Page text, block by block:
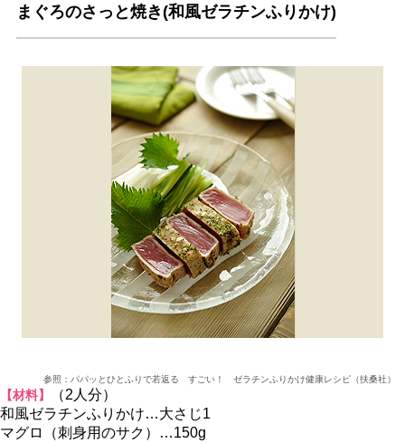
まぐろのさっと焼き(和風ゼラチンふりかけ)
参照：パパッとひとふりで若返る すごい！ ゼラチンふりかけ健康レシピ（扶桑社）
【材料】
（2人分）
和風ゼラチンふりかけ…大さじ1
マグロ（刺身用のサク）…150g